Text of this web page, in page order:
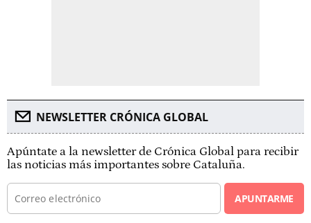
NEWSLETTER CRÓNICA GLOBAL
Apúntate a la newsletter de Crónica Global para recibir
las noticias más importantes sobre Cataluña.
APUNTARME